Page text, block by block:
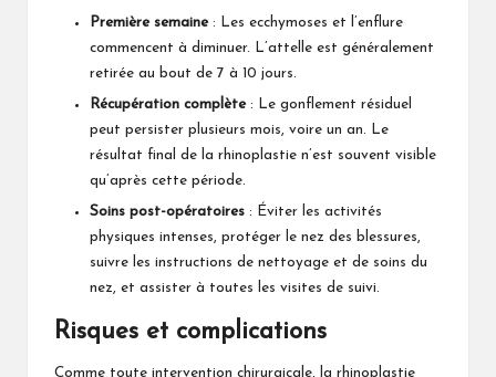
Première semaine: Les ecchymoses et l’enflure
commencent à diminuer. L’attelle est généralement
retirée au bout de 7 à 10 jours.
Récupération complète: Le gonflement résiduel
peut persister plusieurs mois, voire un an. Le
résultat final de la rhinoplastie n’est souvent visible
qu’après cette période.
Soins post-opératoires : Éviter les activités
physiques intenses, protéger le nez des blessures,
suivre les instructions de nettoyage et de soins du
nez, et assister à toutes les visites de suivi.
Risques et complications
Comme toute intervention chirurgicale, la rhinoplastie